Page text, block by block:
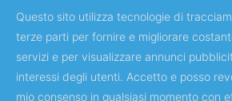
Copyright © 2018 Università degli Studi di Roma
Questo sito utilizza tecnologie di
terze parti per fornire e migliorare
servizi e per visualizzare annunci
interessi degli utenti. Accetto e posso
mio consenso in qualsiasi momento con